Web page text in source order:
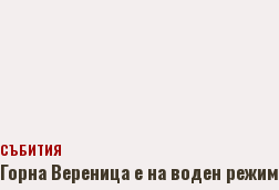
СЪБИТИЯ
Горна Вереница е на воден режим